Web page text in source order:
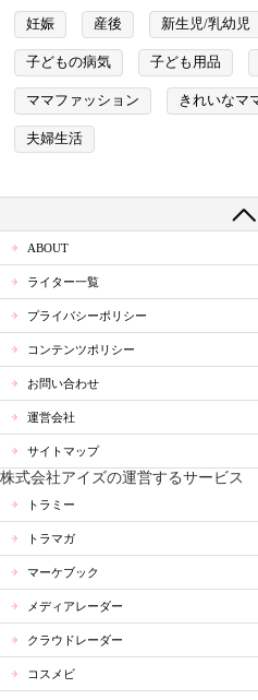
妊娠 産後 新生児/乳幼児
子どもの病気 子ども用品
ママファッション きれいなマ
夫婦生活
ABOUT
ライター一覧
プライバシーポリシー
コンテンツポリシー
お問い合わせ
運営会社
サイトマップ
株式会社アイズの運営するサービス
トラミー
トラマガ
マーケブック
メディアレーダー
クラウドレーダー
コスメビ